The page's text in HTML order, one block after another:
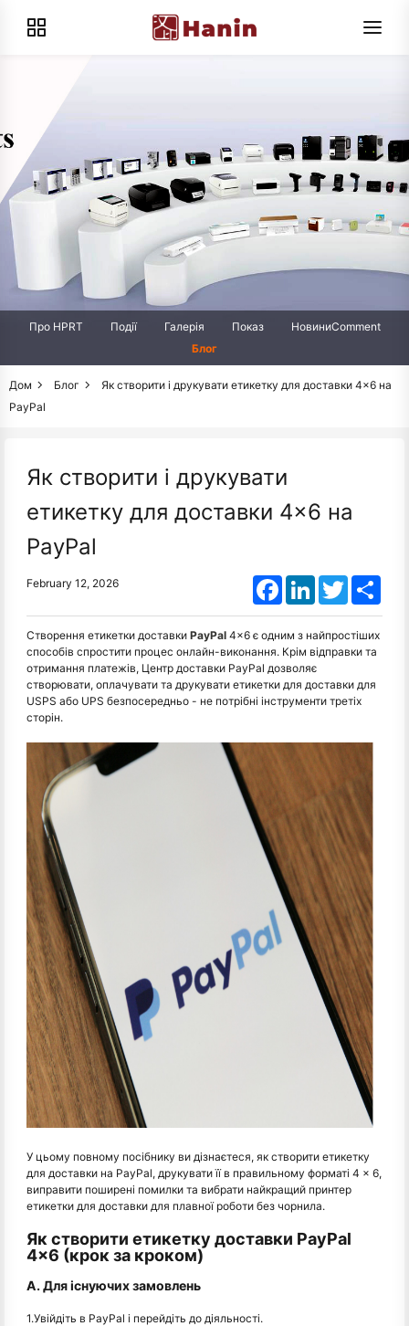
Про HPRT Події Галерія Показ
НовиниComment
Блог
Дом Блог
Як створити і друкувати етикетку для доставки 4×6 на
PayPal
Як створити і друкувати
етикетку для доставки 4×6 на
PayPal
February 12, 2026 FacebookLinkedInTwitter
Створення етикетки доставки PayPal 4×6 є одним з найпростіших
способів спростити процес онлайн-виконання. Крім відправки та
отримання платежів, Центр доставки PayPal дозволяє
створювати, оплачувати та друкувати етикетки для доставки для
USPS або UPS безпосередньо - не потрібні інструменти третіх
сторін.
У цьому повному посібнику ви дізнаєтеся, як створити етикетку
для доставки на PayPal, друкувати її в правильному форматі 4 × 6,
виправити поширені помилки та вибрати найкращий принтер
етикетки для доставки для плавної роботи без чорнила.
Як створити етикетку доставки PayPal
4×6 (крок за кроком)
А. Для існуючих замовлень
1.Увійдіть в PayPal і перейдіть до діяльності.